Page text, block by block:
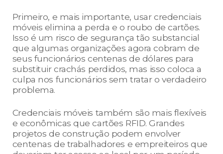
Primeiro, e mais importante, usar credenciais
móveis elimina a perda e o roubo de cartões.
Isso é um risco de segurança tão substancial
que algumas organizações agora cobram de
seus funcionários centenas de dólares para
substituir crachás perdidos, mas isso coloca a
culpa nos funcionários sem tratar o verdadeiro
problema.
Credenciais móveis também são mais flexíveis
e econômicas que cartões RFID. Grandes
projetos de construção podem envolver
centenas de trabalhadores e empreiteiros que